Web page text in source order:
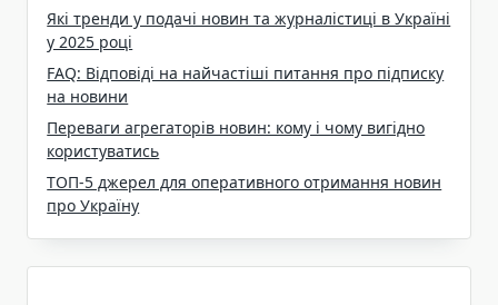
Які тренди у подачі новин та журналістиці в Україні
у 2025 році
FAQ: Відповіді на найчастіші питання про підписку
на новини
Переваги агрегаторів новин: кому і чому вигідно
користуватись
ТОП-5 джерел для оперативного отримання новин
про Україну